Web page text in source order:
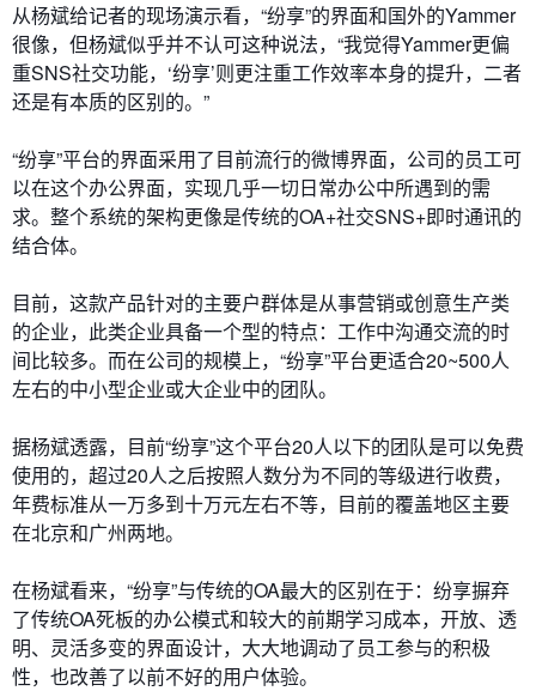
从杨斌给记者的现场演示看，“纷享”的界面和国外的Yammer
很像，但杨斌似乎并不认可这种说法，“我觉得Yammer更偏
重SNS社交功能，‘纷享’则更注重工作效率本身的提升，二者
还是有本质的区别的。”
“纷享”平台的界面采用了目前流行的微博界面，公司的员工可
以在这个办公界面，实现几乎一切日常办公中所遇到的需
求。整个系统的架构更像是传统的OA+社交SNS+即时通讯的
结合体。
目前，这款产品针对的主要户群体是从事营销或创意生产类
的企业，此类企业具备一个型的特点：工作中沟通交流的时
间比较多。而在公司的规模上，“纷享”平台更适合20~500人
左右的中小型企业或大企业中的团队。
据杨斌透露，目前“纷享”这个平台20人以下的团队是可以免费
使用的，超过20人之后按照人数分为不同的等级进行收费，
年费标准从一万多到十万元左右不等，目前的覆盖地区主要
在北京和广州两地。
在杨斌看来，“纷享”与传统的OA最大的区别在于：纷享摒弃
了传统OA死板的办公模式和较大的前期学习成本，开放、透
明、灵活多变的界面设计，大大地调动了员工参与的积极
性，也改善了以前不好的用户体验。